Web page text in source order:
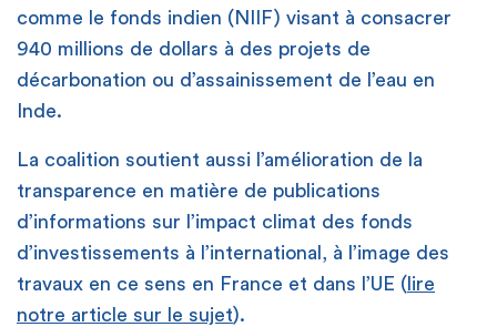
comme le fonds indien (NIIF) visant à consacrer
940 millions de dollars à des projets de
décarbonation ou d’assainissement de l’eau en
Inde.
La coalition soutient aussi l’amélioration de la
transparence en matière de publications
d’informations sur l’impact climat des fonds
d’investissements à l’international, à l’image des
travaux en ce sens en France et dans l’UE ( lire
notre article sur le sujet).